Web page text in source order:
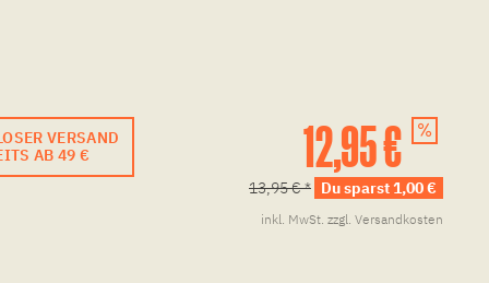
VERSAND
AB 49 €
12,95 €
13,95 € * Du sparst 1,00 €
inkl. MwSt. zzgl. Versandkosten